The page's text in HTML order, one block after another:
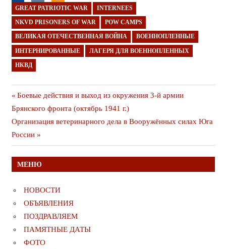
GREAT PATRIOTIC WAR INTERNEES
NKVD PRISONERS OF WAR POW CAMPS
ВЕЛИКАЯ ОТЕЧЕСТВЕННАЯ ВОЙНА ВОЕННОПЛЕННЫЕ
ИНТЕРНИРОВАННЫЕ ЛАГЕРЯ ДЛЯ ВОЕННОПЛЕННЫХ
НКВД
Навигация
по
записям
Предыдущая
публикация
Боевые действия и выход из окружения 3-й армии
Брянского фронта (октябрь 1941 г.)
Следующая
публикация
Организация ветеринарного дела в Вооружённых силах Юга
России
МЕНЮ
НОВОСТИ
ОБЪЯВЛЕНИЯ
ПОЗДРАВЛЯЕМ
ПАМЯТНЫЕ ДАТЫ
ФОТО